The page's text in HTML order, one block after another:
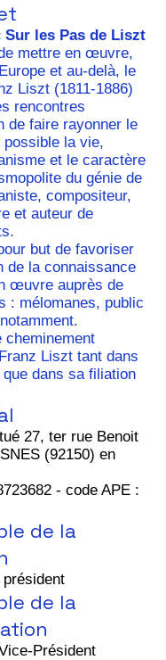
Sur les Pas de Liszt
mettre en œuvre,
et au-delà, le
Liszt (1811-1886)
rencontres
de faire rayonner le
possible la vie,
et le caractère
du génie de
compositeur,
et auteur de
but de favoriser
de la connaissance
œuvre auprès de
: mélomanes, public
cheminement
Liszt tant dans
dans sa filiation
27, ter rue Benoit
(92150) en
- code APE :
de la
de la
Président